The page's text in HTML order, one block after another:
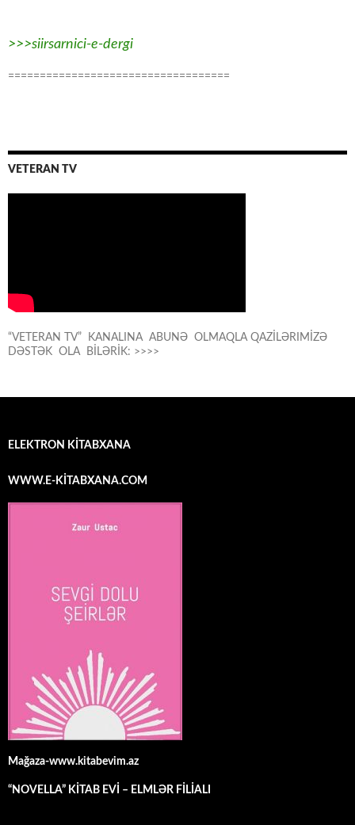
>>>siirsarnici-e-dergi
===================================
VETERAN TV
“VETERAN TV” KANALINA ABUNƏ OLMAQLA QAZİLƏRIMİZƏ
DƏSTƏK OLA BİLƏRİK: >>>>
ELEKTRON KİTABXANA
WWW.E-KİTABXANA.COM
Mağaza-www.kitabevim.az
“NOVELLA” KİTAB EVİ – ELMLƏR FİLİALI